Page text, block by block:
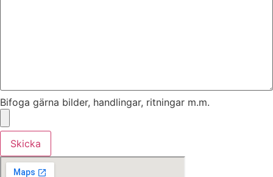
Bifoga gärna bilder, handlingar, ritningar m.m.
Skicka